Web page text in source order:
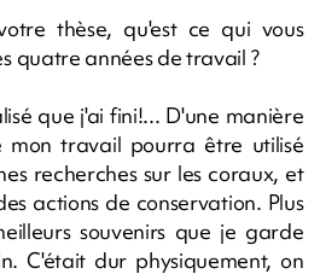
thèse, qu'est ce qui vous
quatre années de travail ?
que j'ai fini!... D'une manière
mon travail pourra être utilisé
recherches sur les coraux, et
actions de conservation. Plus
souvenirs que je garde
C'était dur physiquement, on